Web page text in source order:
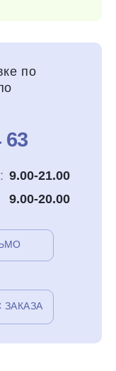
по
63
9.00-21.00
9.00-20.00